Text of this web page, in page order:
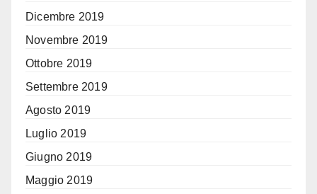
Dicembre 2019
Novembre 2019
Ottobre 2019
Settembre 2019
Agosto 2019
Luglio 2019
Giugno 2019
Maggio 2019